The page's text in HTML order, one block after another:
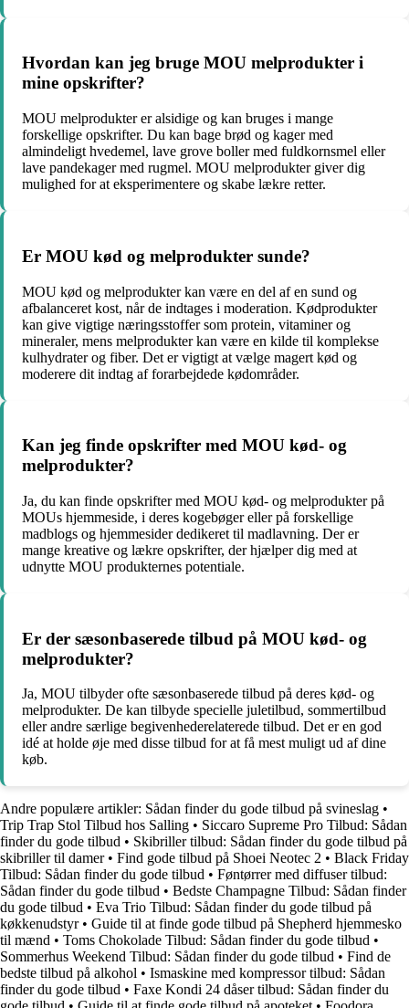
Hvordan kan jeg bruge MOU melprodukter i
mine opskrifter?
MOU melprodukter er alsidige og kan bruges i mange
forskellige opskrifter. Du kan bage brød og kager med
almindeligt hvedemel, lave grove boller med fuldkornsmel eller
lave pandekager med rugmel. MOU melprodukter giver dig
mulighed for at eksperimentere og skabe lækre retter.
Er MOU kød og melprodukter sunde?
MOU kød og melprodukter kan være en del af en sund og
afbalanceret kost, når de indtages i moderation. Kødprodukter
kan give vigtige næringsstoffer som protein, vitaminer og
mineraler, mens melprodukter kan være en kilde til komplekse
kulhydrater og fiber. Det er vigtigt at vælge magert kød og
moderere dit indtag af forarbejdede kødområder.
Kan jeg finde opskrifter med MOU kød- og
melprodukter?
Ja, du kan finde opskrifter med MOU kød- og melprodukter på
MOUs hjemmeside, i deres kogebøger eller på forskellige
madblogs og hjemmesider dedikeret til madlavning. Der er
mange kreative og lækre opskrifter, der hjælper dig med at
udnytte MOU produkternes potentiale.
Er der sæsonbaserede tilbud på MOU kød- og
melprodukter?
Ja, MOU tilbyder ofte sæsonbaserede tilbud på deres kød- og
melprodukter. De kan tilbyde specielle juletilbud, sommertilbud
eller andre særlige begivenhederelaterede tilbud. Det er en god
idé at holde øje med disse tilbud for at få mest muligt ud af dine
køb.
Andre populære artikler: Sådan finder du gode tilbud på svineslag •
Trip Trap Stol Tilbud hos Salling • Siccaro Supreme Pro Tilbud: Sådan
finder du gode tilbud • Skibriller tilbud: Sådan finder du gode tilbud på
skibriller til damer• Find gode tilbud på Shoei Neotec 2 • Black Friday
Tilbud: Sådan finder du gode tilbud • Føntørrer med diffuser tilbud:
Sådan finder du gode tilbud • Bedste Champagne Tilbud: Sådan finder
du gode tilbud • Eva Trio Tilbud: Sådan finder du gode tilbud på
køkkenudstyr• Guide til at finde gode tilbud på Shepherd hjemmesko
til mænd • Toms Chokolade Tilbud: Sådan finder du gode tilbud •
Sommerhus Weekend Tilbud: Sådan finder du gode tilbud • Find de
bedste tilbud på alkohol • Ismaskine med kompressor tilbud: Sådan
finder du gode tilbud • Faxe Kondi 24 dåser tilbud: Sådan finder du